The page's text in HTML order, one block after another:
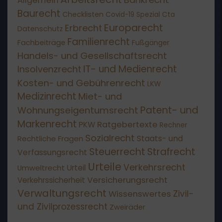
Baurecht Checklisten Covid-19 Spezial Cta
Datenschutz Erbrecht Europarecht
Fachbeiträge Familienrecht Fußgänger
Handels- und Gesellschaftsrecht
Insolvenzrecht IT- und Medienrecht
Kosten- und Gebührenrecht LKW
Medizinrecht Miet- und
Wohnungseigentumsrecht Patent- und
Markenrecht PKW Ratgebertexte Rechner
Rechtliche Fragen Sozialrecht Staats- und
Verfassungsrecht Steuerrecht Strafrecht
Umweltrecht Urteil Urteile Verkehrsrecht
Verkehrssicherheit Versicherungsrecht
Verwaltungsrecht Wissenswertes Zivil-
und Zivilprozessrecht Zweiräder